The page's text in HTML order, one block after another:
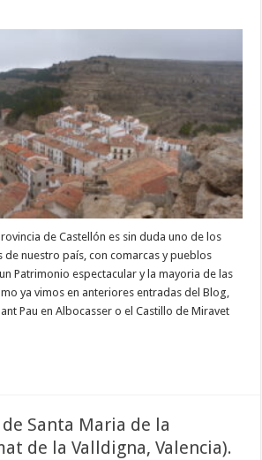
de Castellón es sin duda uno de los
nuestro país, con comarcas y pueblos
Patrimonio espectacular y la mayoria de las
ya vimos en anteriores entradas del Blog,
Pau en Albocasser o el Castillo de Miravet
Santa Maria de la
de la Valldigna, Valencia).